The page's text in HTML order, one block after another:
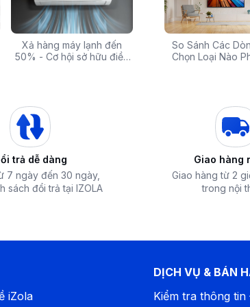
nấu trước 24 giờ, giúp bạn chủ động
hổi và thơm ngon.
Xả hàng máy lạnh đến
50% - Cơ hội sở hữu điều
Săn Sale Khủng:
Điện Máy Cao Cấp
Top 10 máy lọc nước nóng
lạnh tốt nhất đáng mua
So Sánh Các
Chọn Loại Nào
trả dễ dàng
7 ngày đến 30 ngày,
sách đổi trả tại IZOLA
Giao hàng
Giao hàng từ 2
trong nội
iZola
DỊCH VỤ & BÁN
Kiểm tra thông